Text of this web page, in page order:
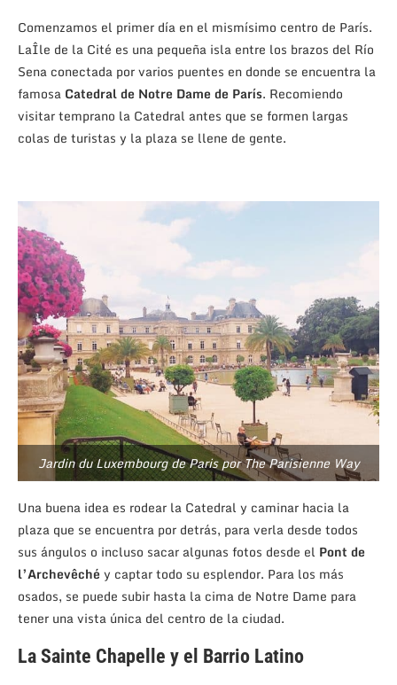
Comenzamos el primer día en el mismísimo centro de París.
LaÎle de la Cité es una pequeña isla entre los brazos del Río
Sena conectada por varios puentes en donde se encuentra la
famosa Catedral de Notre Dame de París. Recomiendo
visitar temprano la Catedral antes que se formen largas
colas de turistas y la plaza se llene de gente.
Jardin du Luxembourg de Paris por The Parisienne Way
Una buena idea es rodear la Catedral y caminar hacia la
plaza que se encuentra por detrás, para verla desde todos
sus ángulos o incluso sacar algunas fotos desde el Pont de
l’Archevêché y captar todo su esplendor. Para los más
osados, se puede subir hasta la cima de Notre Dame para
tener una vista única del centro de la ciudad.
La Sainte Chapelle y el Barrio Latino